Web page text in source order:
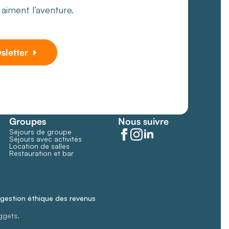
l’aventure.
Groupes
Séjours de groupe
Séjours avec activités
Location de salles
Restauration et bar
Nous suivre
éthique des revenus